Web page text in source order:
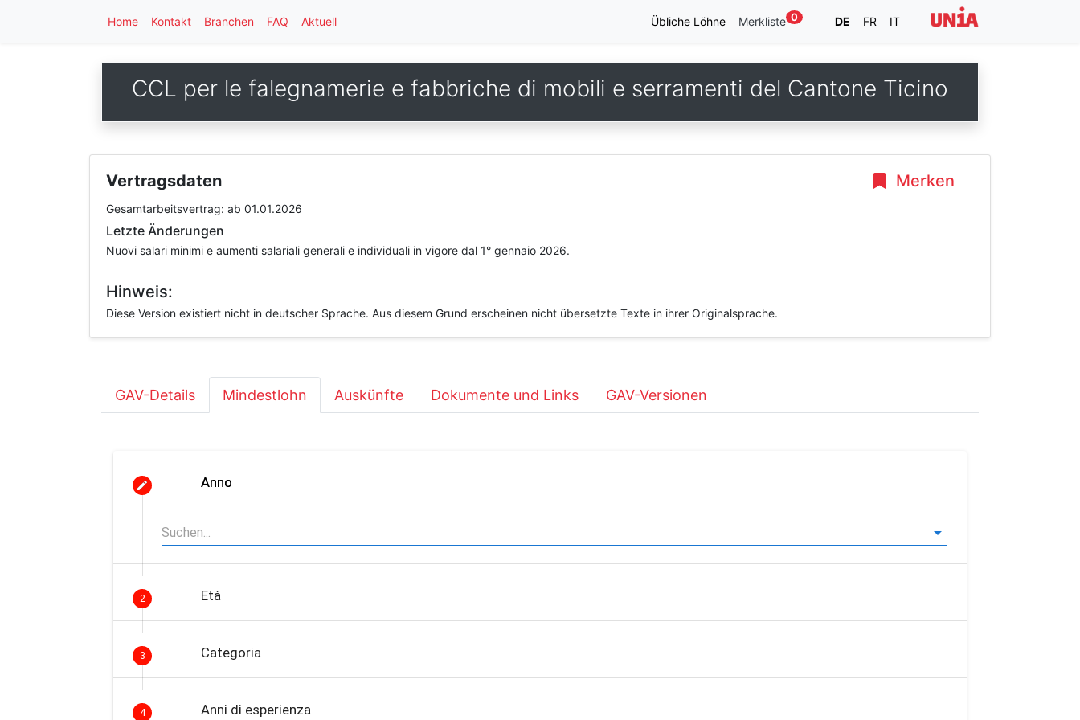
Home Kontakt Branchen FAQ Aktuell Übliche Löhne Merkliste 0 DE FR IT
CCL per le falegnamerie e fabbriche di mobili e serramenti del Cantone Ticino
Merken
Vertragsdaten
Gesamtarbeitsvertrag: ab 01.01.2026
Letzte Änderungen
Nuovi salari minimi e aumenti salariali generali e individuali in vigore dal 1° gennaio 2026.
Hinweis:
Diese Version existiert nicht in deutscher Sprache. Aus diesem Grund erscheinen nicht übersetzte Texte in ihrer Originalsprache.
GAV-Details Mindestlohn Auskünfte Dokumente und Links GAV-Versionen
Anno
2 Età
3 Categoria
4 Anni di esperienza